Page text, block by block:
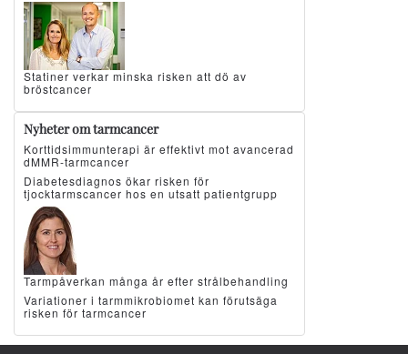
Statiner verkar minska risken att dö av
bröstcancer
Nyheter om tarmcancer
Korttidsimmunterapi är effektivt mot avancerad
dMMR-tarmcancer
Diabetesdiagnos ökar risken för
tjocktarmscancer hos en utsatt patientgrupp
Tarmpåverkan många år efter strålbehandling
Variationer i tarmmikrobiomet kan förutsäga
risken för tarmcancer